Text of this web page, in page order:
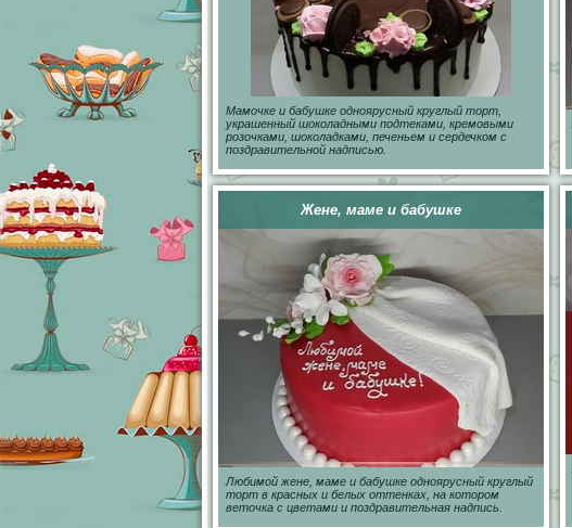
Мамочке и бабушке одноярусный круглый торт,
украшенный шоколадными подтеками, кремовыми
розочками, шоколадками, печеньем и сердечком с
поздравительной надписью.
Жене, маме и бабушке
Любимой жене, маме и бабушке одноярусный круглый
торт в красных и белых оттенках, на котором
веточка с цветами и поздравительная надпись.